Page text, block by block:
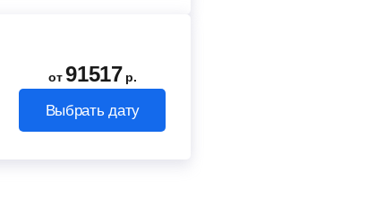
от91517 р.
Выбрать дату